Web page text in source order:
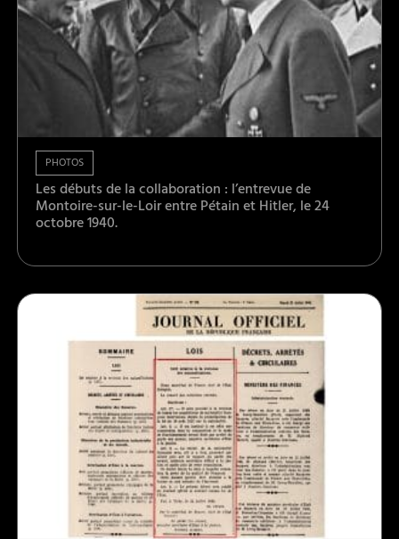
PHOTOS
Les débuts de la collaboration : l’entrevue de
Montoire-sur-le-Loir entre Pétain et Hitler, le 24
octobre 1940.